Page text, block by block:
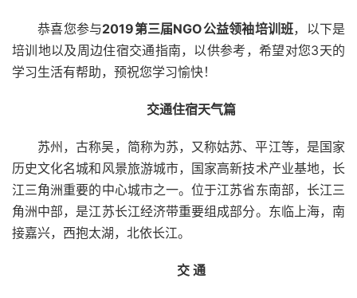
恭喜您参与2019第三届NGO公益领袖培训班，以下是
培训地以及周边住宿交通指南，以供参考，希望对您3天的
学习生活有帮助，预祝您学习愉快！
交通住宿天气篇
苏州，古称吴，简称为苏，又称姑苏、平江等，是国家
历史文化名城和风景旅游城市，国家高新技术产业基地，长
江三角洲重要的中心城市之一。位于江苏省东南部，长江三
角洲中部，是江苏长江经济带重要组成部分。东临上海，南
接嘉兴，西抱太湖，北依长江。
交 通